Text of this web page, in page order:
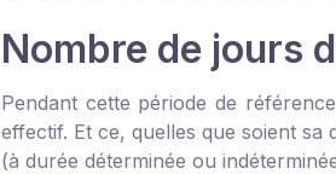
Nombre de jours
Pendant cette période de
effectif. Et ce, quelles que soient
(à durée déterminée ou